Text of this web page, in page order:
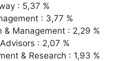
: 5,37 %
: 3,77 %
& Management : 2,29 %
: 2,07 %
& Research : 1,93 %